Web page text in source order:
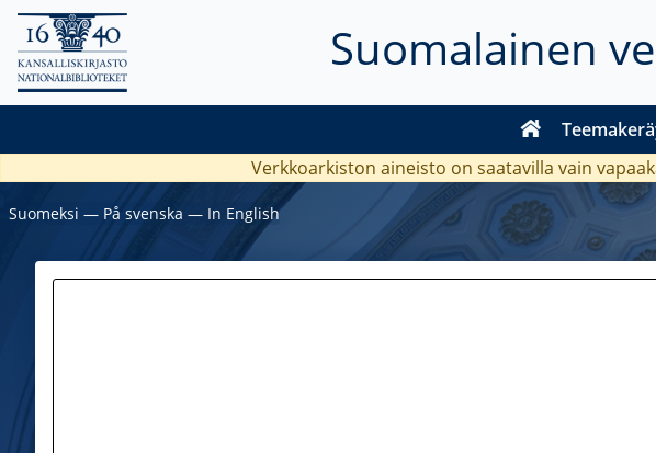
Suomalainen
Verkkoarkiston aineisto on saatavilla vain
Suomeksi ― På svenska ― In English